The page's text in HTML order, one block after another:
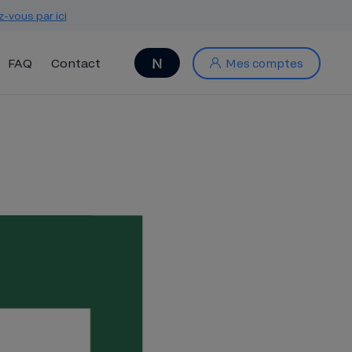
vous par ici
Mes comptes
FAQ Contact